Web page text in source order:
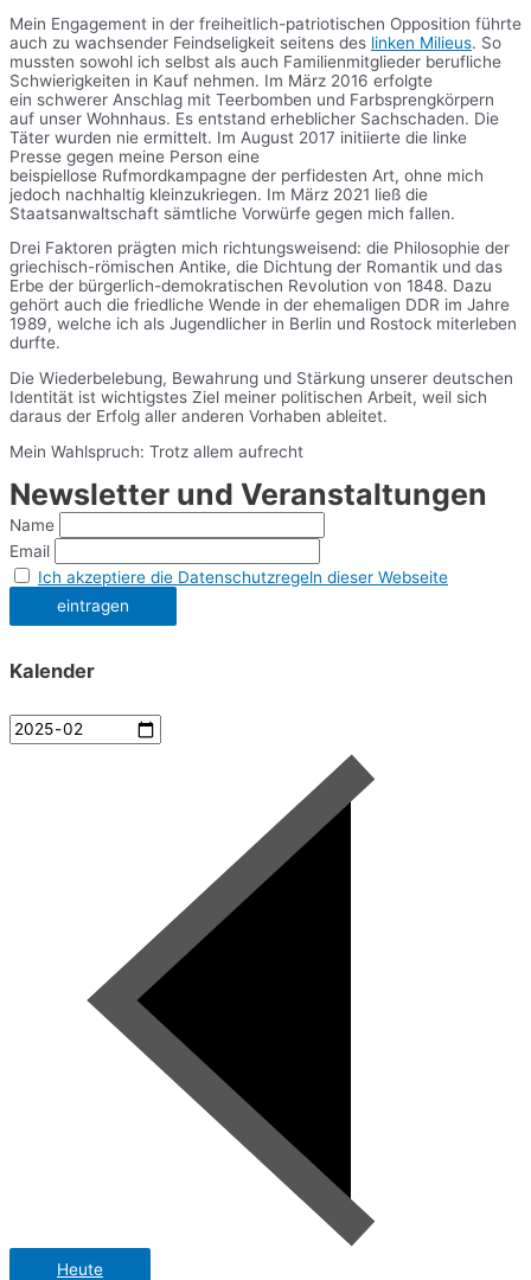
Mein Engagement in der freiheitlich-patriotischen Opposition führte
auch zu wachsender Feindseligkeit seitens des linken Milieus. So
mussten sowohl ich selbst als auch Familienmitglieder berufliche
Schwierigkeiten in Kauf nehmen. Im März 2016 erfolgte
ein schwerer Anschlag mit Teerbomben und Farbsprengkörpern
auf unser Wohnhaus. Es entstand erheblicher Sachschaden. Die
Täter wurden nie ermittelt. Im August 2017 initiierte die linke
Presse gegen meine Person eine
beispiellose Rufmordkampagne der perfidesten Art, ohne mich
jedoch nachhaltig kleinzukriegen. Im März 2021 ließ die
Staatsanwaltschaft sämtliche Vorwürfe gegen mich fallen.
Drei Faktoren prägten mich richtungsweisend: die Philosophie der
griechisch-römischen Antike, die Dichtung der Romantik und das
Erbe der bürgerlich-demokratischen Revolution von 1848. Dazu
gehört auch die friedliche Wende in der ehemaligen DDR im Jahre
1989, welche ich als Jugendlicher in Berlin und Rostock miterleben
durfte.
Die Wiederbelebung, Bewahrung und Stärkung unserer deutschen
Identität ist wichtigstes Ziel meiner politischen Arbeit, weil sich
daraus der Erfolg aller anderen Vorhaben ableitet.
Mein Wahlspruch: Trotz allem aufrecht
Newsletter und Veranstaltungen
Name
Email
Ich akzeptiere die Datenschutzregeln dieser Webseite
Kalender
Heute